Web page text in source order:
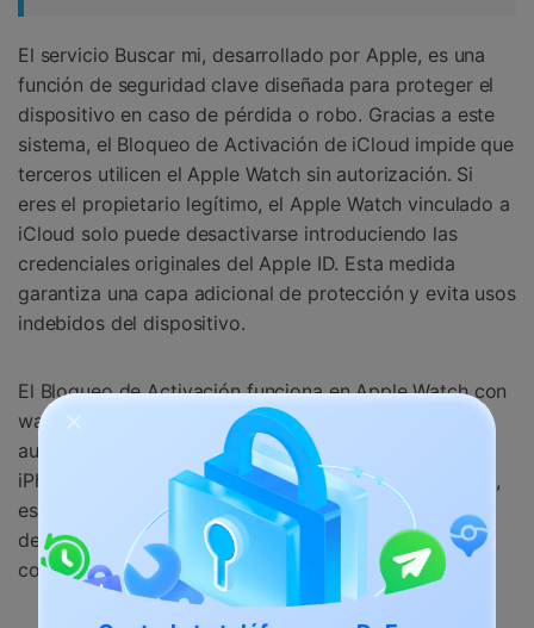
El servicio Buscar mi, desarrollado por Apple, es una
función de seguridad clave diseñada para proteger el
dispositivo en caso de pérdida o robo. Gracias a este
sistema, el Bloqueo de Activación de iCloud impide que
terceros utilicen el Apple Watch sin autorización. Si
eres el propietario legítimo, el Apple Watch vinculado a
iCloud solo puede desactivarse introduciendo las
credenciales originales del Apple ID. Esta medida
garantiza una capa adicional de protección y evita usos
indebidos del dispositivo.
El Bloqueo de Activación funciona en Apple Watch con
watchOS 2 o versiones posteriores y se activa
automáticamente cuando el reloj se empareja con un
iPhone que tiene Buscar mi habilitado. Una vez activo,
este mecanismo de seguridad limita el acceso a
determinadas funciones hasta que el propietario
confirme su identidad.